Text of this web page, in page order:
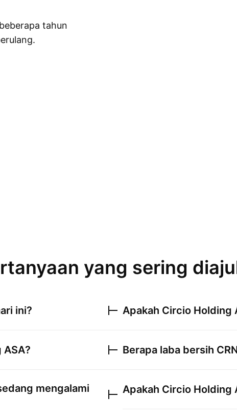
tahun
yang sering
ini?
ASA?
mengalami
Apakah Circio Holding
Berapa laba bersih
Apakah Circio Holding